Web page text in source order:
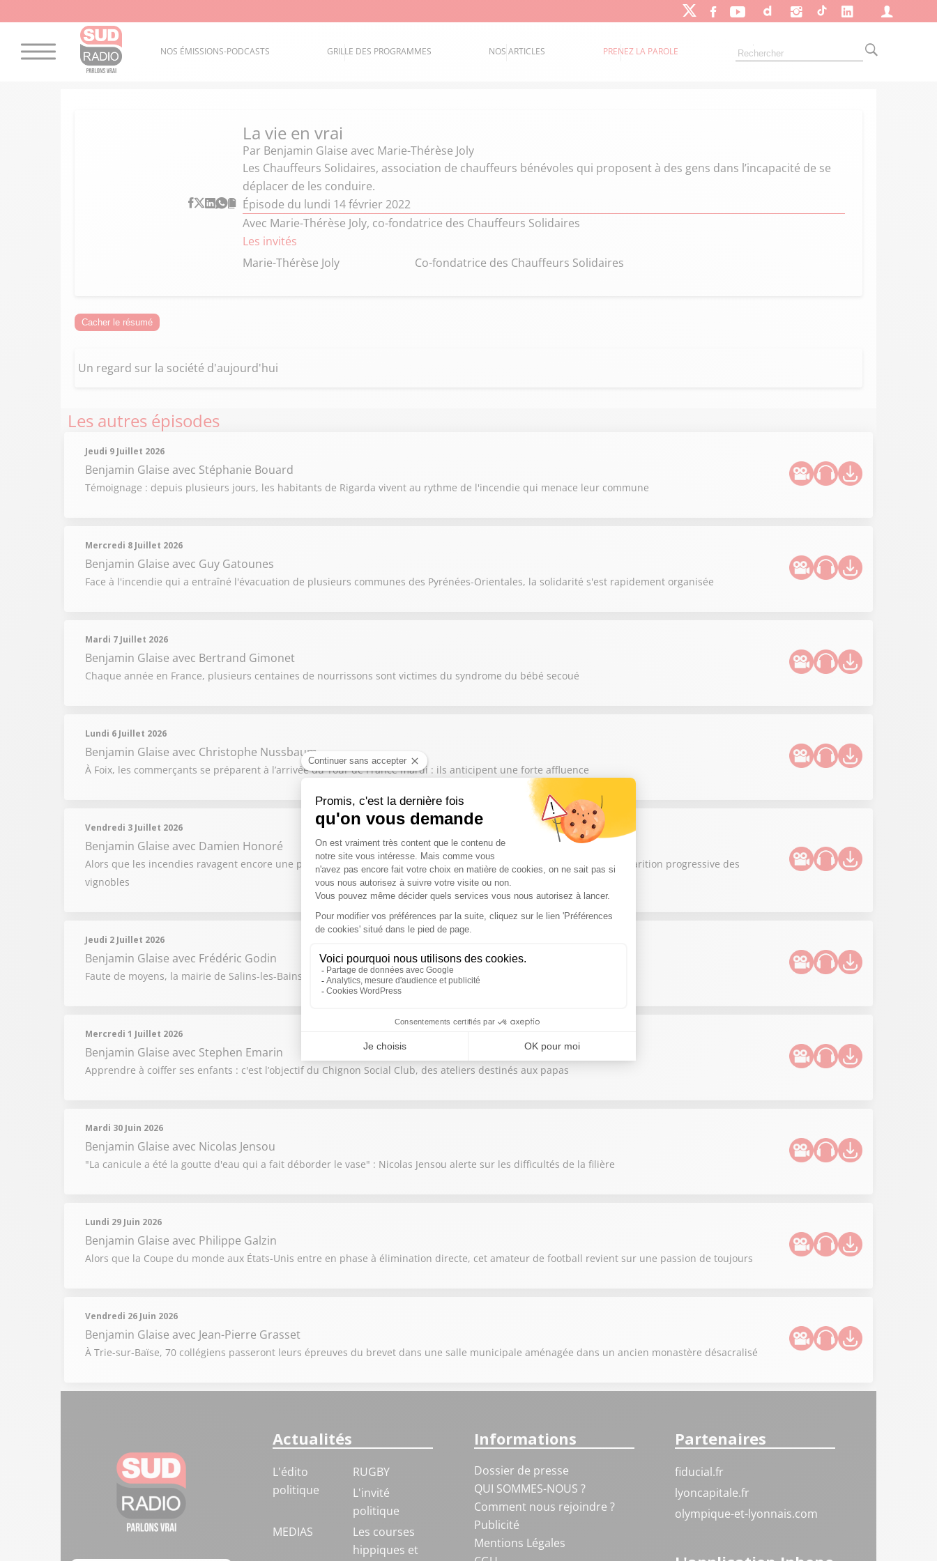
NOS ÉMISSIONS-PODCASTS GRILLE DES PROGRAMMES NOS ARTICLES PRENEZ LA PAROLE
La vie en vrai
Par Benjamin Glaise avec Marie-Thérèse Joly
Les Chauffeurs Solidaires, association de chauffeurs bénévoles qui proposent à des gens dans l’incapacité de se
déplacer de les conduire.
Épisode du lundi 14 février 2022
Avec Marie-Thérèse Joly, co-fondatrice des Chauffeurs Solidaires
Les invités
Marie-Thérèse Joly
Co-fondatrice des Chauffeurs Solidaires
Cacher le résumé
Un regard sur la société d'aujourd'hui
Les autres épisodes
Jeudi 9 Juillet 2026
Benjamin Glaise avec Stéphanie Bouard
Témoignage : depuis plusieurs jours, les habitants de Rigarda vivent au rythme de l'incendie qui menace leur commune
Mercredi 8 Juillet 2026
Benjamin Glaise avec Guy Gatounes
Face à l'incendie qui a entraîné l'évacuation de plusieurs communes des Pyrénées-Orientales, la solidarité s'est rapidement organisée
Mardi 7 Juillet 2026
Benjamin Glaise avec Bertrand Gimonet
Chaque année en France, plusieurs centaines de nourrissons sont victimes du syndrome du bébé secoué
Lundi 6 Juillet 2026
Benjamin Glaise avec Christophe Nussbaum
À Foix, les commerçants se préparent à l’arrivée du Tour de France mardi : ils anticipent une forte affluence
Vendredi 3 Juillet 2026
Benjamin Glaise avec Damien Honoré
Alors que les incendies ravagent encore une partie de l'Aude, Damien Honoré alerte sur les conséquences de la disparition progressive des
vignobles
Jeudi 2 Juillet 2026
Benjamin Glaise avec Frédéric Godin
Faute de moyens, la mairie de Salins-les-Bains a décidé de mettre en vente la chapelle du Temple
Mercredi 1 Juillet 2026
Benjamin Glaise avec Stephen Emarin
Apprendre à coiffer ses enfants : c'est l’objectif du Chignon Social Club, des ateliers destinés aux papas
Mardi 30 Juin 2026
Benjamin Glaise avec Nicolas Jensou
"La canicule a été la goutte d'eau qui a fait déborder le vase" : Nicolas Jensou alerte sur les difficultés de la filière
Lundi 29 Juin 2026
Benjamin Glaise avec Philippe Galzin
Alors que la Coupe du monde aux États-Unis entre en phase à élimination directe, cet amateur de football revient sur une passion de toujours
Vendredi 26 Juin 2026
Benjamin Glaise avec Jean-Pierre Grasset
À Trie-sur-Baïse, 70 collégiens passeront leurs épreuves du brevet dans une salle municipale aménagée dans un ancien monastère désacralisé
Actualités
L'édito
politique
RUGBY
L'invité
politique
MEDIAS
Les courses
hippiques et
Informations
Dossier de presse
QUI SOMMES-NOUS ?
Comment nous rejoindre ?
Publicité
Mentions Légales
Partenaires
fiducial.fr
lyoncapitale.fr
olympique-et-lyonnais.com